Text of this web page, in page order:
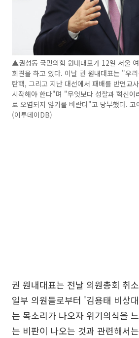
▲권성동 국민의힘 원내대표가 12일 서울
회견을 하고 있다. 이날 권 원내대표는 "우
탄핵, 그리고 지난 대선에서 패배를 반면교
시작해야 한다"며 "무엇보다 성찰과 혁신이
로 오염되지 않기를 바란다"고 당부했다.
(이투데이DB)
권 원내대표는 전날 의원총회 취
일부 의원들로부터 '김용태 비상
는 목소리가 나오자 위기의식을
는 비판이 나오는 것과 관련해서